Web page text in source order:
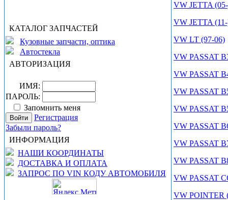
КАТАЛОГ ЗАПЧАСТЕЙ
Кузовные запчасти, оптика
Автостекла
АВТОРИЗАЦИЯ
ИМЯ:
ПАРОЛЬ:
Запомнить меня
Регистрация
Забыли пароль?
ИНФОРМАЦИЯ
НАШИ КООРДИНАТЫ
ДОСТАВКА И ОПЛАТА
ЗАПРОС ПО VIN КОДУ АВТОМОБИЛЯ
VW JETTA
VW JETTA
VW LT (97-06)
VW PASSAT
VW PASSAT
VW PASSAT
VW PASSAT
VW PASSAT
VW PASSAT
VW PASSAT
VW PASSAT
VW POINTER